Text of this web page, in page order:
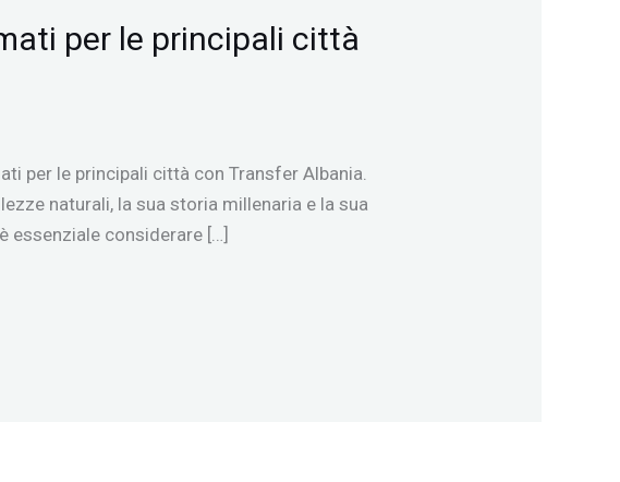
per le principali città
per le principali città con Transfer Albania.
naturali, la sua storia millenaria e la sua
essenziale considerare […]